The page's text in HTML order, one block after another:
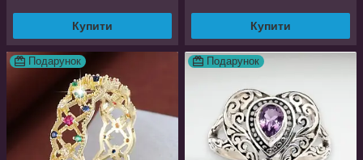
Купити Купити
Подарунок Подарунок